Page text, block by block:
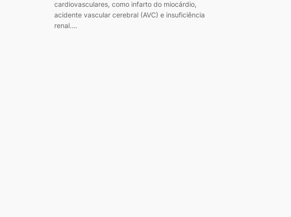
cardiovasculares, como infarto do miocárdio,
acidente vascular cerebral (AVC) e insuficiência
renal.…